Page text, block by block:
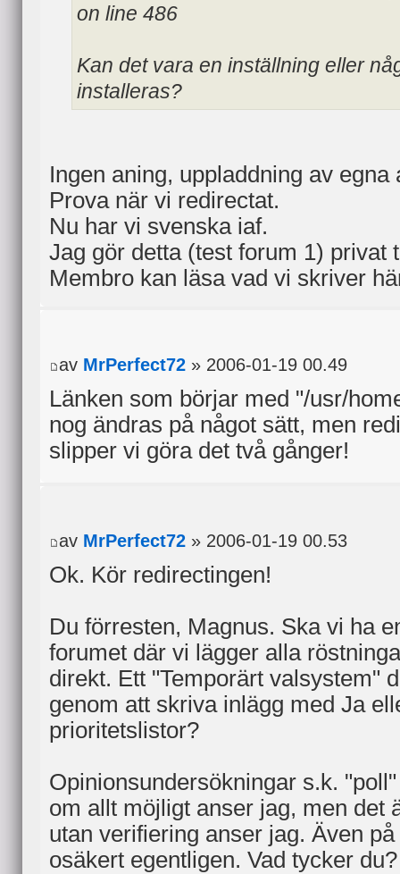
on line 486
Kan det vara en inställning eller
installeras?
Ingen aning, uppladdning av
Prova när vi redirectat.
Nu har vi svenska iaf.
Jag gör detta (test forum 1) privat
Membro kan läsa vad vi skriver
av MrPerfect72 » 2006-01-19 00.49
Länken som börjar med "/usr/
nog ändras på något sätt, men
slipper vi göra det två gånger!
av MrPerfect72 » 2006-01-19 00.53
Ok. Kör redirectingen!
Du förresten, Magnus. Ska vi ha
forumet där vi lägger alla
direkt. Ett "Temporärt valsystem"
genom att skriva inlägg med Ja
prioritetslistor?
Opinionsundersökningar s.k.
om allt möjligt anser jag, men det
utan verifiering anser jag. Även
osäkert egentligen. Vad tycker du?